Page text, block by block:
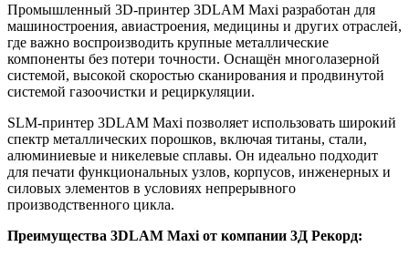
Промышленный 3D-принтер 3DLAM Maxi разработан для
машиностроения, авиастроения, медицины и других отраслей,
где важно воспроизводить крупные металлические
компоненты без потери точности. Оснащён многолазерной
системой, высокой скоростью сканирования и продвинутой
системой газоочистки и рециркуляции.
SLM-принтер 3DLAM Maxi позволяет использовать широкий
спектр металлических порошков, включая титаны, стали,
алюминиевые и никелевые сплавы. Он идеально подходит
для печати функциональных узлов, корпусов, инженерных и
силовых элементов в условиях непрерывного
производственного цикла.
Преимущества 3DLAM Maxi от компании 3Д Рекорд: